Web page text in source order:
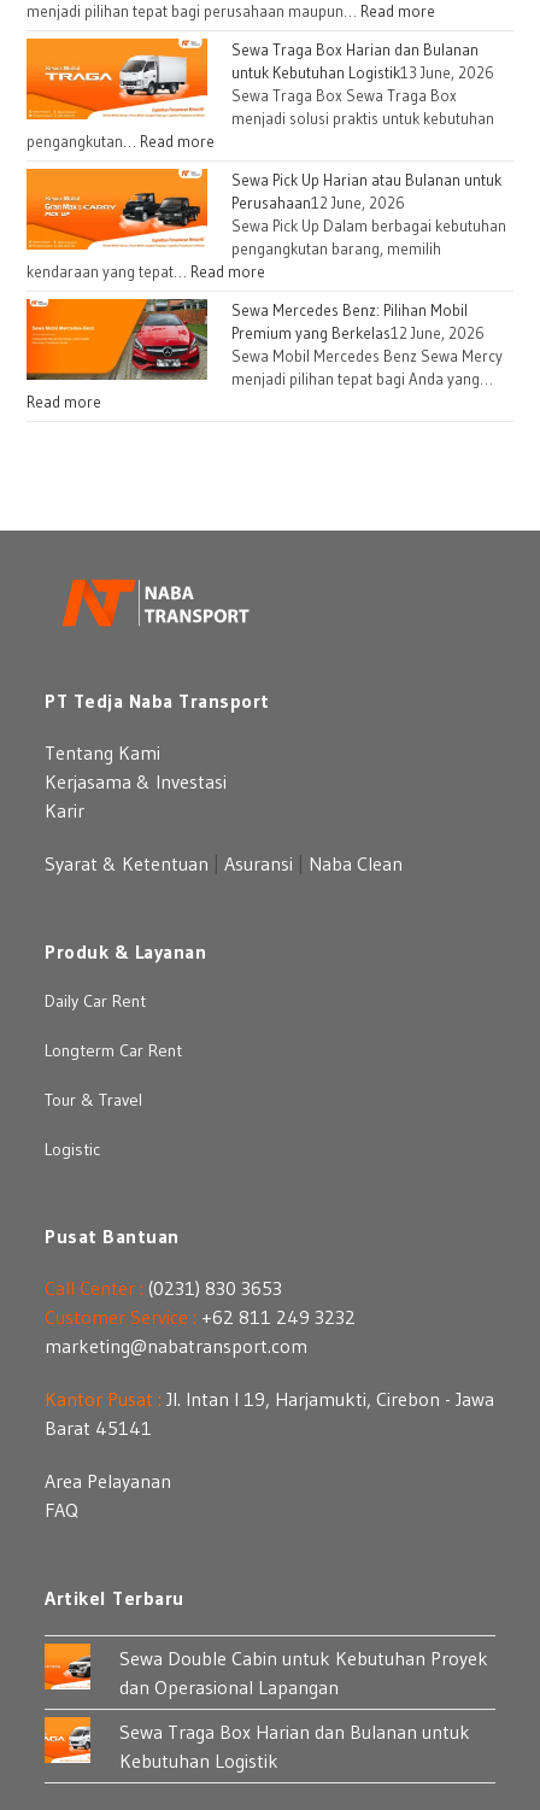
menjadi pilihan tepat bagi perusahaan maupun… Read more
Sewa Traga Box Harian dan Bulanan
untuk Kebutuhan Logistik13 June, 2026
Sewa Traga Box Sewa Traga Box
menjadi solusi praktis untuk kebutuhan
pengangkutan… Read more
Sewa Pick Up Harian atau Bulanan untuk
Perusahaan12 June, 2026
Sewa Pick Up Dalam berbagai kebutuhan
pengangkutan barang, memilih
kendaraan yang tepat… Read more
Sewa Mercedes Benz: Pilihan Mobil
Premium yang Berkelas12 June, 2026
Sewa Mobil Mercedes Benz Sewa Mercy
menjadi pilihan tepat bagi Anda yang…
Read more
PT Tedja Naba Transport
Tentang Kami
Kerjasama & Investasi
Karir
Syarat & Ketentuan |Asuransi Naba Clean
Produk & Layanan
Daily Car Rent
Longterm Car Rent
Tour & Travel
Logistic
Pusat Bantuan
Call Center : (0231) 830 3653
Customer Service : +62 811 249 3232
marketing@nabatransport.com
Kantor Pusat : Jl. Intan I 19, Harjamukti, Cirebon - Jawa
Barat 45141
Area Pelayanan
FAQ
Artikel Terbaru
Sewa Double Cabin untuk Kebutuhan Proyek
dan Operasional Lapangan
Sewa Traga Box Harian dan Bulanan untuk
Kebutuhan Logistik